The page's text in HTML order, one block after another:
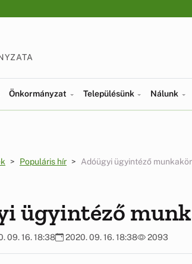
Önkormányzat Településünk Nálunk
Populáris hír Adóügyi ügyintéző munkakör
ügyintéző
09. 16. 18:38 2020. 09. 16. 18:38 2093